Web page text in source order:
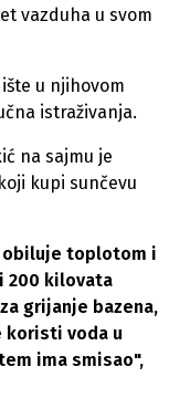
vazduha u svom
u njihovom
istraživanja.
na sajmu je
kupi sunčevu
obiluje toplotom i
200 kilovata
grijanje bazena,
koristi voda u
ima smisao",